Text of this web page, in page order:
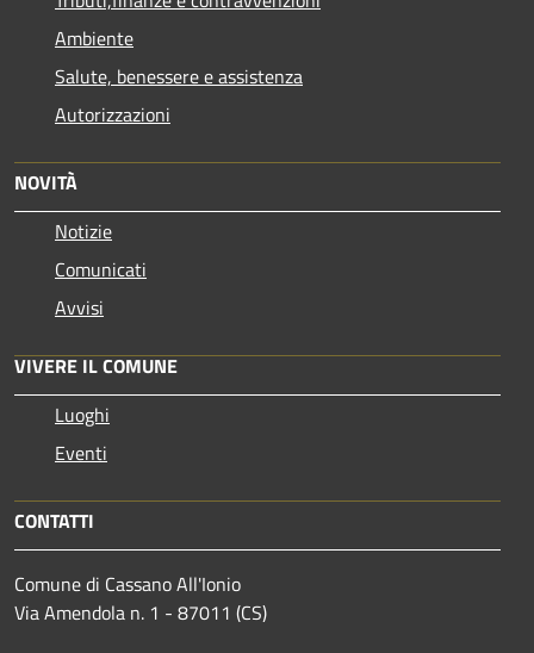
Ambiente
Salute, benessere e assistenza
Autorizzazioni
NOVITÀ
Notizie
Comunicati
Avvisi
VIVERE IL COMUNE
Luoghi
Eventi
CONTATTI
Comune di Cassano All'Ionio
Via Amendola n. 1 - 87011 (CS)